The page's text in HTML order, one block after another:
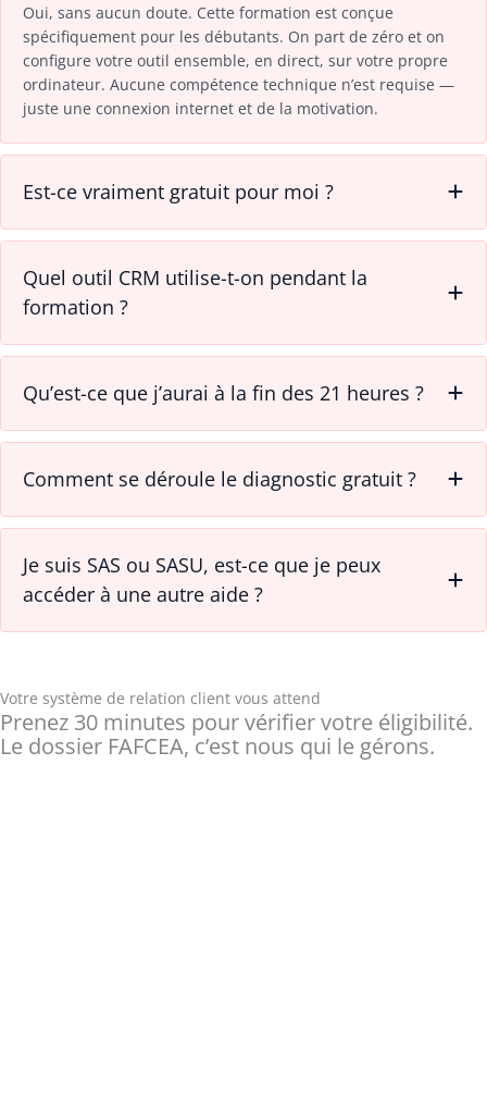
Oui, sans aucun doute. Cette formation est conçue
spécifiquement pour les débutants. On part de zéro et on
configure votre outil ensemble, en direct, sur votre propre
ordinateur. Aucune compétence technique n’est requise —
juste une connexion internet et de la motivation.
Est-ce vraiment gratuit pour moi ?
Quel outil CRM utilise-t-on pendant la
formation ?
Qu’est-ce que j’aurai à la fin des 21 heures ?
Comment se déroule le diagnostic gratuit ?
Je suis SAS ou SASU, est-ce que je peux
accéder à une autre aide ?
Votre système de relation client vous attend
Prenez 30 minutes pour vérifier votre éligibilité.
Le dossier FAFCEA, c’est nous qui le gérons.